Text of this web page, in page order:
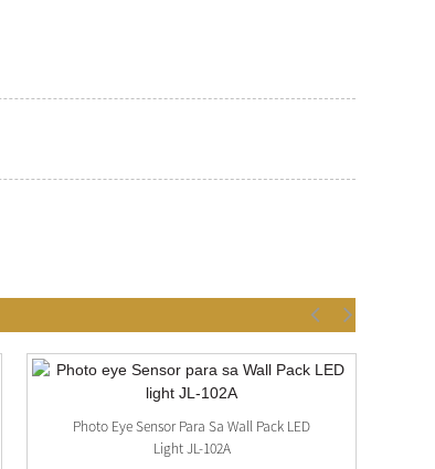
Photo Eye Sensor Para Sa Wall Pack LED
Light JL-102A